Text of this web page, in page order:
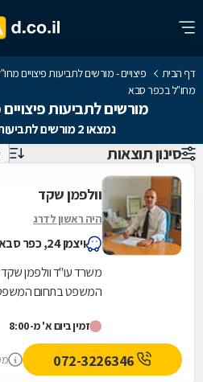
דף הבית פיצויים - מורשים לתביעות פיצויים
מחו"ל בכפר סבא
מורשים לתביעות
נמצאו 2 מורשים לתביעות פיצויים מחו"ל
סינון תוצאות
וולפמן שקד
היה ראשון לדרג
ויצמן 24, כפר סבא
משרד עו"ד וולפמן
המשפט בתחום המשפט
בדיני עבודה...
זמין ביום א' מ-8:00